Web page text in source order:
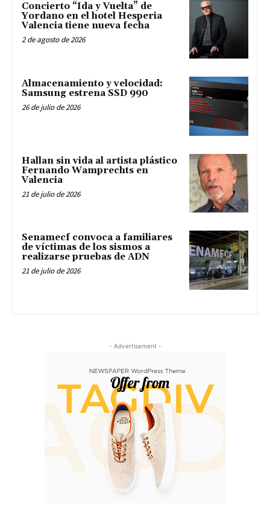
Concierto “Ida y Vuelta” de
Yordano en el hotel Hesperia
Valencia tiene nueva fecha
2 de agosto de 2026
Almacenamiento y velocidad:
Samsung estrena SSD 990
26 de julio de 2026
Hallan sin vida al artista plástico
Fernando Wamprechts en
Valencia
21 de julio de 2026
Senamecf convoca a familiares
de víctimas de los sismos a
realizarse pruebas de ADN
21 de julio de 2026
- Advertisement -